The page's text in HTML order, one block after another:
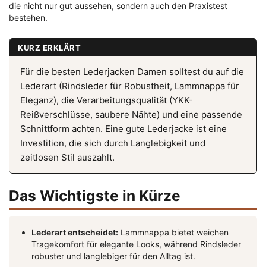
die nicht nur gut aussehen, sondern auch den Praxistest
bestehen.
KURZ ERKLÄRT
Für die besten Lederjacken Damen solltest du auf die
Lederart (Rindsleder für Robustheit, Lammnappa für
Eleganz), die Verarbeitungsqualität (YKK-
Reißverschlüsse, saubere Nähte) und eine passende
Schnittform achten. Eine gute Lederjacke ist eine
Investition, die sich durch Langlebigkeit und
zeitlosen Stil auszahlt.
Das Wichtigste in Kürze
Lederart entscheidet: Lammnappa bietet weichen
Tragekomfort für elegante Looks, während Rindsleder
robuster und langlebiger für den Alltag ist.